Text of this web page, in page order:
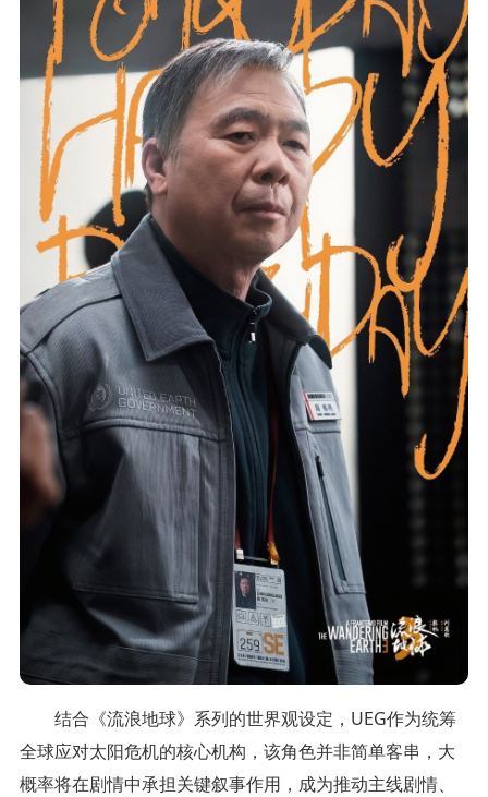
结合《流浪地球》系列的世界观设定，UEG作为统筹
全球应对太阳危机的核心机构，该角色并非简单客串，大
概率将在剧情中承担关键叙事作用，成为推动主线剧情、